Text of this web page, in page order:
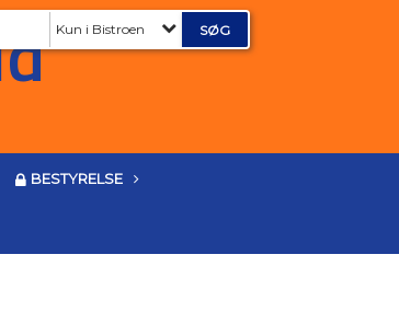
Kun i Bistroen
BESTYRELSE